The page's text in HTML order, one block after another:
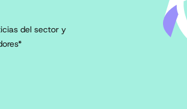
del sector y